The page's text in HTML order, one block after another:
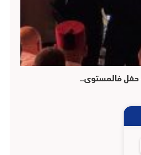
حفل فالمستوى..